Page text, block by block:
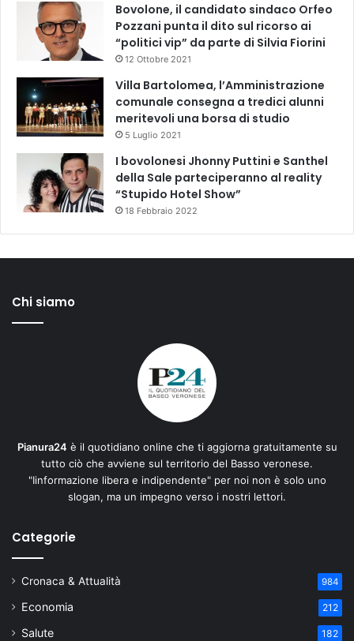
Bovolone, il candidato sindaco Orfeo
Pozzani punta il dito sul ricorso ai
“politici vip” da parte di Silvia Fiorini
12 Ottobre 2021
Villa Bartolomea, l’Amministrazione
comunale consegna a tredici alunni
meritevoli una borsa di studio
5 Luglio 2021
I bovolonesi Jhonny Puttini e Santhel
della Sale parteciperanno al reality
“Stupido Hotel Show”
18 Febbraio 2022
Chi siamo
Pianura24 è il quotidiano online che ti aggiorna gratuitamente su
tutto ciò che avviene sul territorio del Basso veronese.
"Iinformazione libera e indipendente" per noi non è solo uno
slogan, ma un impegno verso i nostri lettori.
Categorie
Cronaca & Attualità 984
Economia 212
Salute 182